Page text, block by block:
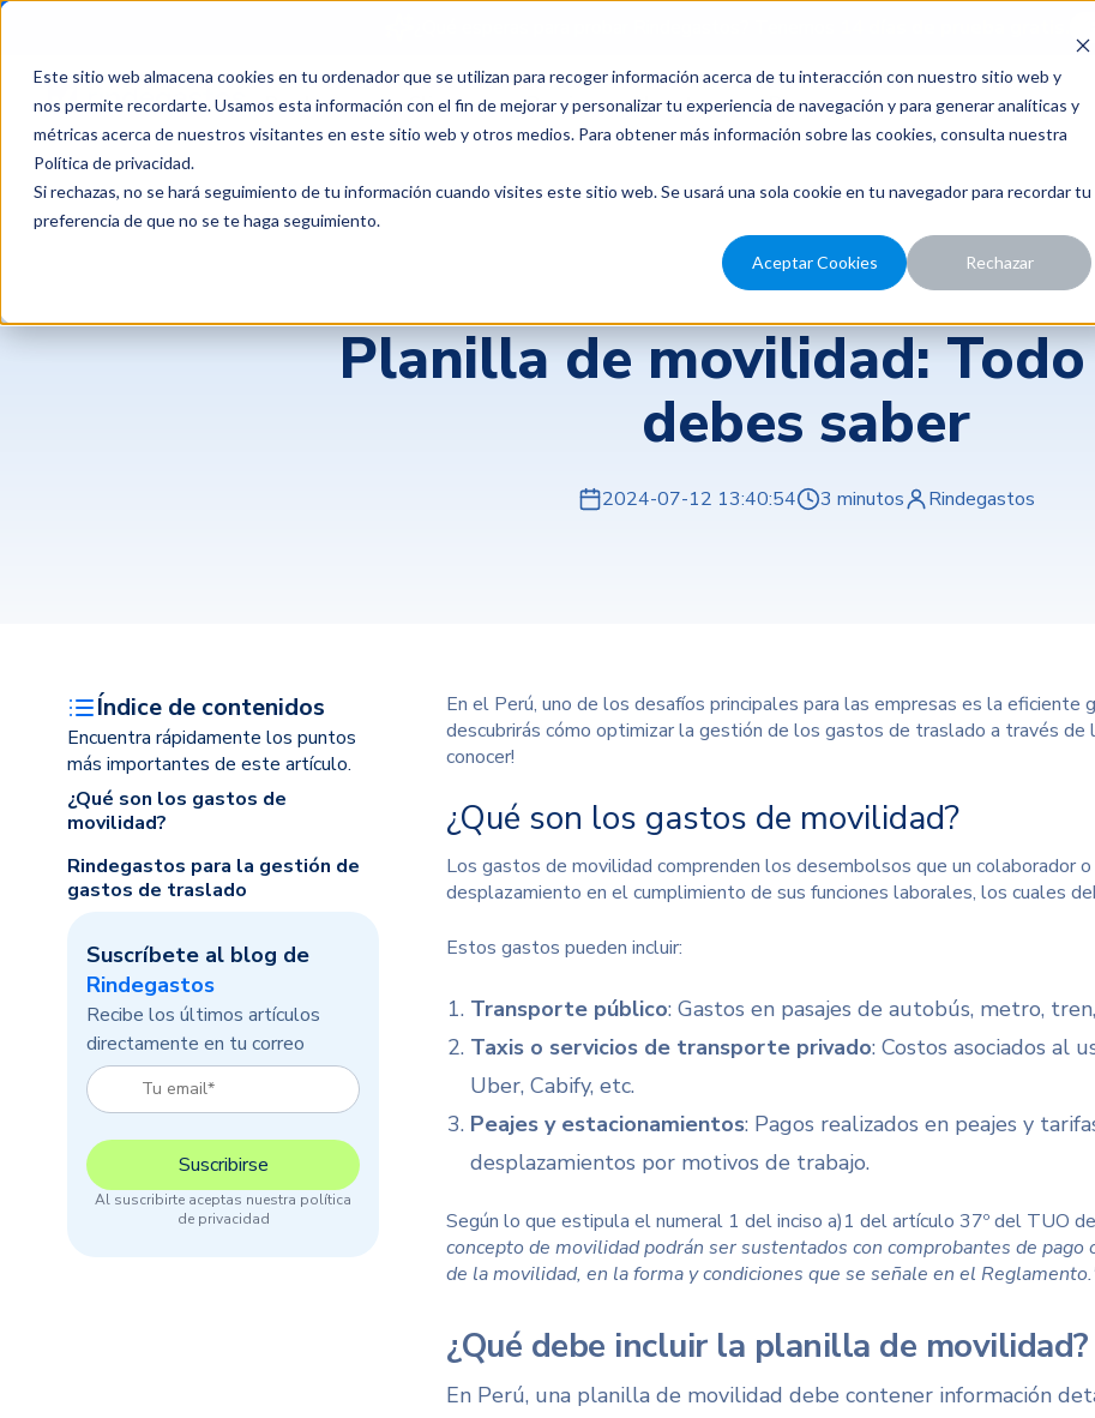
Este sitio web almacena cookies en tu ordenador que se utilizan para recoger información acerca de tu interacción con nuestro sitio web y
nos permite recordarte. Usamos esta información con el fin de mejorar y personalizar tu experiencia de navegación y para generar analíticas y
métricas acerca de nuestros visitantes en este sitio web y otros medios. Para obtener más información sobre las cookies, consulta nuestra
Política de privacidad.
Si rechazas, no se hará seguimiento de tu información cuando visites este sitio web. Se usará una sola cookie en tu navegador para recordar tu
preferencia de que no se te haga seguimiento.
Aceptar Cookies Rechazar
Productos Clientes Precios Nosotros Recursos
Rindegastos
Planilla de movilidad:
debes saber
2024-07-12 13:40:54 3 minutos Rindegastos
Índice de contenidos
Encuentra rápidamente los puntos
más importantes de este artículo.
¿Qué son los gastos de
movilidad?
Rindegastos para la gestión de
gastos de traslado
Suscríbete al blog de
Rindegastos
Recibe los últimos artículos
directamente en tu correo
Al suscribirte aceptas nuestra política
de privacidad
En el Perú, uno de los desafíos principales para las empresas es la
descubrirás cómo optimizar la gestión de los gastos de traslado a través de
conocer!
¿Qué son los gastos de movilidad?
Los gastos de movilidad comprenden los desembolsos que un colaborador
desplazamiento en el cumplimiento de sus funciones laborales, los cuales
Estos gastos pueden incluir:
Transporte público: Gastos en pasajes de autobús, metro,
Taxis o servicios de transporte privado: Costos asociados al
Uber, Cabify, etc.
Peajes y estacionamientos: Pagos realizados en peajes y
desplazamientos por motivos de trabajo.
Según lo que estipula el numeral 1 del inciso a)1 del artículo 37º del TUO
concepto de movilidad podrán ser sustentados con comprobantes de
de la movilidad, en la forma y condiciones que se señale en el
¿Qué debe incluir la planilla de movilidad?
En Perú, una planilla de movilidad debe contener información